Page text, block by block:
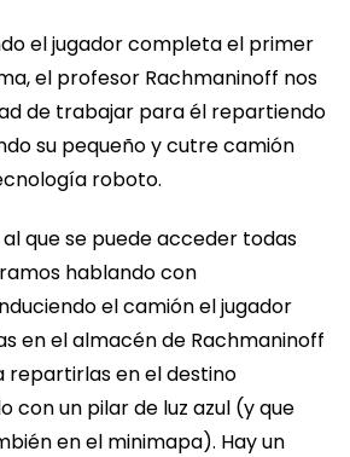
el jugador completa el primer
el profesor Rachmaninoff nos
de trabajar para él repartiendo
su pequeño y cutre camión
roboto.
al que se puede acceder todas
hablando con
el camión el jugador
en el almacén de Rachmaninoff
repartirlas en el destino
con un pilar de luz azul (y que
en el minimapa). Hay un